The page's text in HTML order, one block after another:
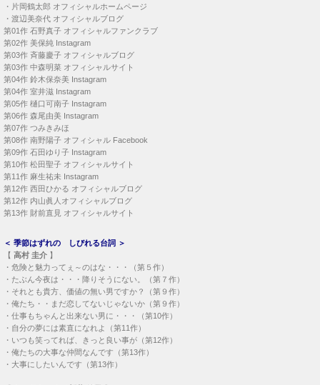
・ 片岡鶴太郎 オフィシャルホームページ
・ 渡辺美奈代 オフィシャルブログ
第01作 石野真子 オフィシャルファンクラブ
第02作 美保純 Instagram
第03作 斉藤慶子 オフィシャルブログ
第03作 中森明菜 オフィシャルサイト
第04作 鈴木保奈美 Instagram
第04作 室井滋 Instagram
第05作 樋口可南子 Instagram
第06作 森尾由美 Instagram
第07作 つみきみほ
第08作 南野陽子 オフィシャル Facebook
第09作 石田ゆり子 Instagram
第10作 松田聖子 オフィシャルサイト
第11作 麻生祐未 Instagram
第12作 西田ひかる オフィシャルブログ
第12作 内山眞人オフィシャルブログ
第13作 財前直見 オフィシャルサイト
＜ 季節はずれの しびれる台詞 ＞
【 高村 圭介 】
・ 危険と魅力ってぇ～のはな・・・（第５作）
・ たぶん今夜は・・・降りそうにない。（第７作）
・ それとも貴方、価値の無い男ですか？（第９作）
・ 俺たち・・まだ恋してないじゃないか（第９作）
・ 仕事もちゃんと出来ない男に・・・（第10作）
・ 自分の夢には素直になれよ（第11作）
・ いつも笑ってれば、きっと良い事が（第12作）
・ 俺たちの大事な仲間なんです（第13作）
・ 大事にしたいんです（第13作）